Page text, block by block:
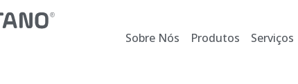
Sobre Nós Produtos Serviços